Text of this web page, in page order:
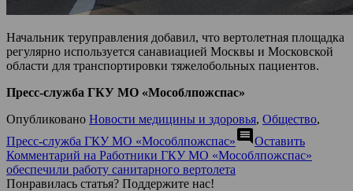
Начальник теруправления добавил, что вертолетная площадка
регулярно используется санавиацией Москвы и Московской
области для транспортировки тяжелобольных пациентов.
Пресс-служба ГКУ МО «Мособлпожспас»
Опубликовано Новости медицины и здоровья, Общество,
Пресс-служба ГКУ МО «Мособлпожспас»comment Оставить
Комментарий на Работники ГКУ МО «Мособлпожспас»
обеспечили работу санитарного вертолета
Понравилась статья? Поддержите нас!